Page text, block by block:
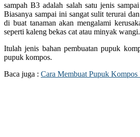
sampah B3 adalah salah satu jenis
Biasanya sampai ini sangat sulit terurai
di buat tanaman akan mengalami
seperti kaleng bekas cat atau minyak wangi.
Itulah jenis bahan pembuatan pupuk
pupuk kompos.
Baca juga : Cara Membuat Pupuk